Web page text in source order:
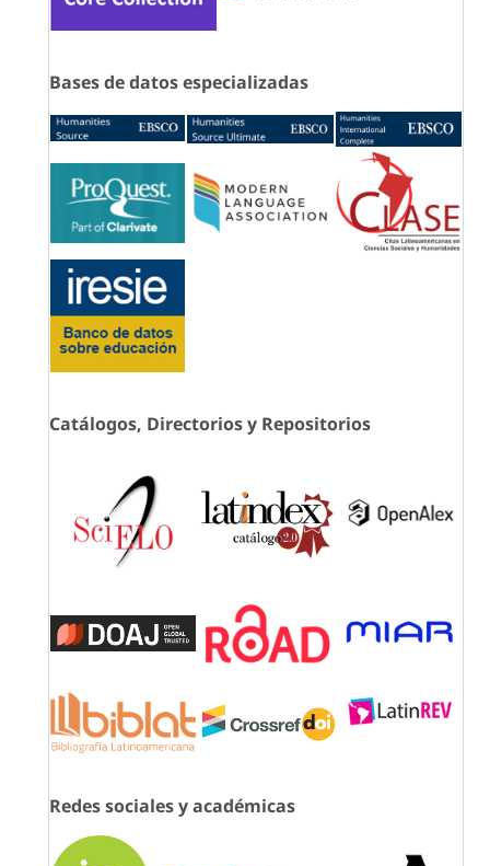
Bases de datos especializadas
Catálogos, Directorios y Repositorios
Redes sociales y académicas